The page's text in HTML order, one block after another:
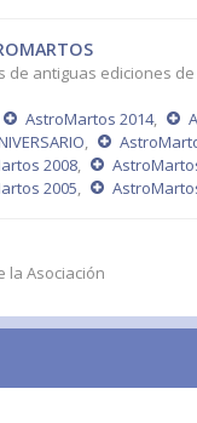
antiguas ediciones
AstroMartos 2014,
,
2008,
2005,
la Asociación